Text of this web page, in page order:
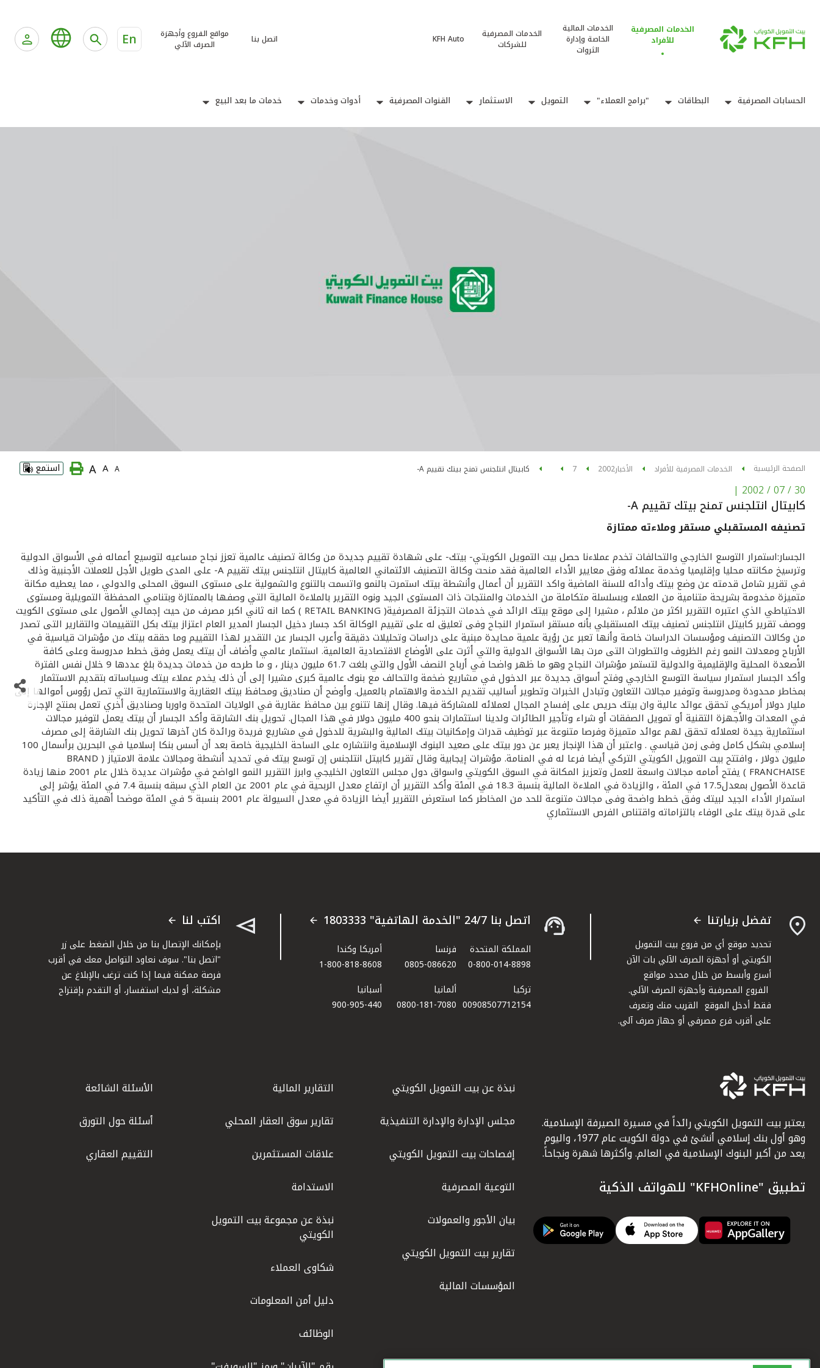
الخدمات المصرفية
للأفراد
الخدمات المالية
الخاصة وإدارة
الثروات
الخدمات المصرفية
للشركات
KFH Auto اتصل بنا
مواقع الفروع وأجهزة
الصرف الآلي
En
الحسابات المصرفية البطاقات "برامج العملاء" التمويل الاستثمار القنوات المصرفية أدوات وخدمات خدمات ما بعد البيع
الصفحة الرئيسية الخدمات المصرفية للأفراد الأخبار2002
7 كابيتال انتلجنس تمنح بيتك تقييم A- A
A
A استمع
30 / 07 / 2002
|
كابيتال انتلجنس تمنح بيتك تقييم A-
تصنيفه المستقبلي مستقر وملاءته ممتازة
الجسار:استمرار التوسع الخارجي والتحالفات تخدم عملاءنا حصل بيت التمويل الكويتي- بيتك- على شهادة تقييم جديدة من وكالة تصنيف عالمية تعزز نجاح مساعيه لتوسيع أعماله في الأسواق الدولية
وترسيخ مكانته محليا وإقليميا وخدمة عملائه وفق معايير الأداء العالمية فقد منحت وكالة التصنيف الائتماني العالمية كابيتال انتلجنس بيتك تقييم A- على المدى طويل الأجل للعملات الأجنبية وذلك
في تقرير شامل قدمته عن وضع بيتك وأدائه للسنة الماضية واكد التقرير أن أعمال وأنشطة بيتك استمرت بالنمو واتسمت بالتنوع والشمولية على مستوى السوق المحلى والدولي ، مما يعطيه مكانة
متميزة مخدومة بشريحة متنامية من العملاء وبسلسلة متكاملة من الخدمات والمنتجات ذات المستوى الجيد ونوه التقرير بالملاءة المالية التي وصفها بالممتازة وبتنامي المحفظة التمويلية ومستوى
الاحتياطي الذي اعتبره التقرير اكثر من ملائم ، مشيرا إلى موقع بيتك الرائد في خدمات التجزئة المصرفية( RETAIL BANKING ) كما انه ثاني اكبر مصرف من حيث إجمالي الأصول على مستوى الكويت
ووصف تقرير كابيتل انتلجنس تصنيف بيتك المستقبلي بأنه مستقر استمرار النجاح وفى تعليق له على تقييم الوكالة اكد جسار دخيل الجسار المدير العام اعتزاز بيتك بكل التقييمات والتقارير التى تصدر
من وكالات التصنيف ومؤسسات الدراسات خاصة وأنها تعبر عن رؤية علمية محايدة مبنية على دراسات وتحليلات دقيقة وأعرب الجسار عن التقدير لهذا التقييم وما حققه بيتك من مؤشرات قياسية في
الأرباح ومعدلات النمو رغم الظروف والتطورات التى مرت بها الأسواق الدولية والتي أثرت على الأوضاع الاقتصادية العالمية. استثمار عالمي وأضاف أن بيتك يعمل وفق خطط مدروسة وعلى كافة
الأصعدة المحلية والإقليمية والدولية لتستمر مؤشرات النجاح وهو ما ظهر واضحا في أرباح النصف الأول والتي بلغت 61.7 مليون دينار ، و ما طرحه من خدمات جديدة بلغ عددها 9 خلال نفس الفترة
وأكد الجسار استمرار سياسة التوسع الخارجي وفتح أسواق جديدة عبر الدخول في مشاريع ضخمة والتحالف مع بنوك عالمية كبرى مشيرا إلى أن ذلك يخدم عملاء بيتك وسياساته بتقديم الاستثمار
بمخاطر محدودة ومدروسة وتوفير مجالات التعاون وتبادل الخبرات وتطوير أساليب تقديم الخدمة والاهتمام بالعميل. وأوضح أن صناديق ومحافظ بيتك العقارية والاستثمارية التي تصل رؤوس أموالها إلى
مليار دولار أمريكي تحقق عوائد عالية وان بيتك حريص على إفساح المجال لعملائه للمشاركة فيها. وقال إنها تتنوع بين محافظ عقارية في الولايات المتحدة واوربا وصناديق أخري تعمل بمنتج الإجارة
في المعدات والأجهزة التقنية أو تمويل الصفقات أو شراء وتأجير الطائرات ولدينا استثمارات بنحو 400 مليون دولار في هذا المجال. تحويل بنك الشارقة وأكد الجسار أن بيتك يعمل لتوفير مجالات
استثمارية جيدة لعملائه تحقق لهم عوائد متميزة وفرصا متنوعة عبر توظيف قدرات وإمكانيات بيتك المالية والبشرية للدخول في مشاريع فريدة ورائدة كان آخرها تحويل بنك الشارقة إلى مصرف
إسلامي بشكل كامل وفى زمن قياسي . واعتبر أن هذا الإنجاز يعبر عن دور بيتك على صعيد البنوك الإسلامية وانتشاره على الساحة الخليجية خاصة بعد أن أسس بنكا إسلاميا في البحرين برأسمال 100
مليون دولار ، وافتتح بيت التمويل الكويتي التركي أيضا فرعا له في المنامة. مؤشرات إيجابية وقال تقرير كابيتل انتلجنس إن توسع بيتك في تحديد أنشطة ومجالات علامة الامتياز ( BRAND
FRANCHAISE ) يفتح أمامه مجالات واسعة للعمل وتعزيز المكانة في السوق الكويتي واسواق دول مجلس التعاون الخليجي وابرز التقرير النمو الواضح في مؤشرات عديدة خلال عام 2001 منها زيادة
قاعدة الأصول بمعدل17.5 في المئة ، والزيادة في الملاءة المالية بنسبة 18.3 في المئة وأكد التقرير أن ارتفاع معدل الربحية في عام 2001 عن العام الذي سبقه بنسبة 7.4 في المئة يؤشر إلى
استمرار الأداء الجيد لبيتك وفق خطط واضحة وفى مجالات متنوعة للحد من المخاطر كما استعرض التقرير أيضا الزيادة في معدل السيولة عام 2001 بنسبة 5 في المئة موضحا أهمية ذلك في التأكيد
على قدرة بيتك على الوفاء بالتزاماته واقتناص الفرص الاستثماري
تفضل بزيارتنا
تحديد موقع أي من فروع بيت التمويل
الكويتي أو أجهزة الصرف الآلي بات الآن
أسرع وأبسط من خلال محدد مواقع
الفروع المصرفية وأجهزة الصرف الآلي.
فقط أدخل الموقع القريب منك وتعرف
على أقرب فرع مصرفي أو جهاز صرف آلي.
اتصل بنا 24/7 "الخدمة الهاتفية" 1803333
المملكة المتحدة
0-800-014-8898
فرنسا
0805-086620
أمريكا وكندا
1-800-818-8608
تركيا
00908507712154​
ألمانيا
0800-181-7080
أسبانيا
900-905-440
اكتب لنا
بإمكانك الإتصال بنا من خلال الضغط على زر
"اتصل بنا". سوف نعاود التواصل معك في أقرب
فرصة ممكنة فيما إذا كنت ترغب بالإبلاغ عن
مشكلة، أو لديك استفسار، أو التقدم بإقتراح
يعتبر بيت التمويل الكويتي رائداً في مسيرة الصيرفة الإسلامية.
وهو أول بنك إسلامي أنشئ في دولة الكويت عام 1977، واليوم
يعد من أكبر البنوك الإسلامية في العالم. وأكثرها شهرة ونجاحاً.
تطبيق "KFHOnline" للهواتف الذكية
نبذة عن بيت التمويل الكويتي
مجلس الإدارة والإدارة التنفيذية
إفصاحات بيت التمويل الكويتي
التوعية المصرفية
بيان الأجور والعمولات
تقارير بيت التمويل الكويتي
المؤسسات المالية
التقارير المالية
تقارير سوق العقار المحلي
علاقات المستثمرين
الاستدامة
نبذة عن مجموعة بيت التمويل
الكويتي
شكاوى العملاء
دليل أمن المعلومات
الوظائف
الأسئلة الشائعة
أسئلة حول التورق
التقييم العقاري